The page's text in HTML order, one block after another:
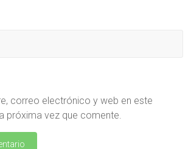
correo electrónico y web en este
próxima vez que comente.